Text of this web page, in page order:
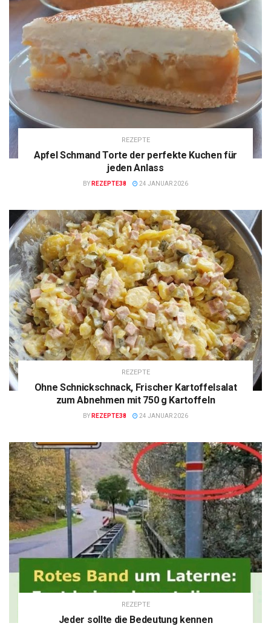
REZEPTE
Apfel Schmand Torte der perfekte Kuchen für
jeden Anlass
BY REZEPTE38 24 JANUAR 2026
REZEPTE
Ohne Schnickschnack, Frischer Kartoffelsalat
zum Abnehmen mit 750 g Kartoffeln
BY REZEPTE38 24 JANUAR 2026
REZEPTE
Jeder sollte die Bedeutung kennen